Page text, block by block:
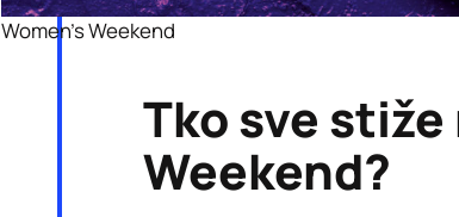
Women’s Weekend
Tko sve stiže
Weekend?